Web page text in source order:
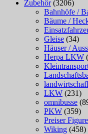
Zubehör (3206)
Bahnhöfe /
Bäume /
Gleise (34)
Häuser /
Herpa LKW
LKW (231)
omnibusse
PKW (359)
Preiser
Wiking (458)